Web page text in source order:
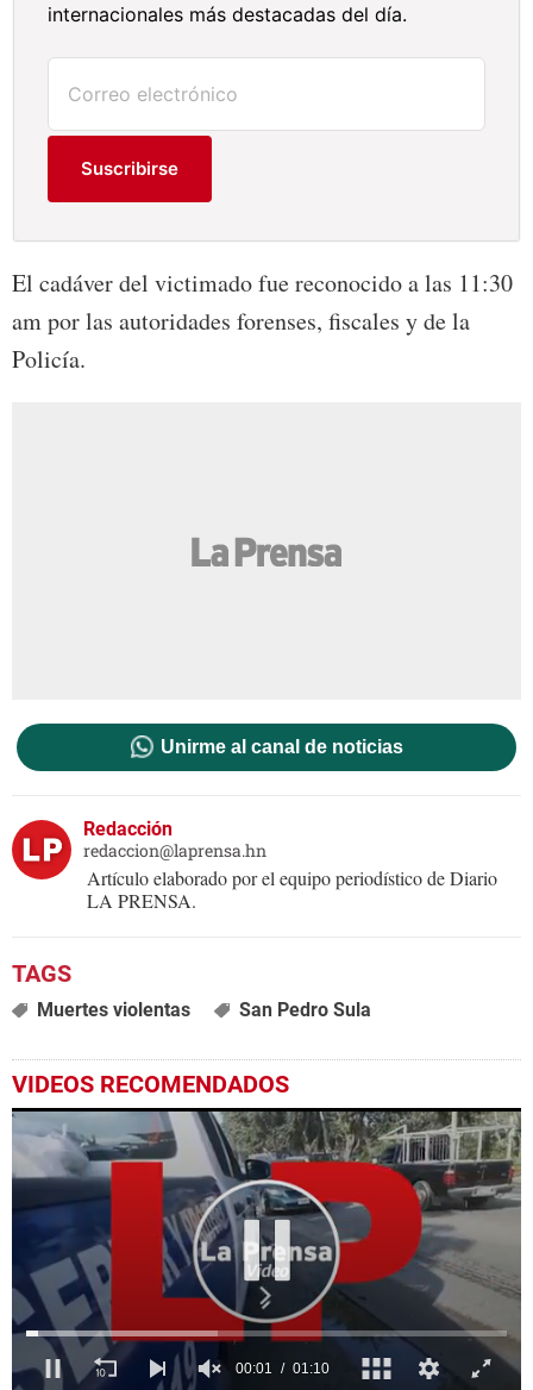
internacionales más destacadas del día.
Suscribirse
El cadáver del victimado fue reconocido a las 11:30
am por las autoridades forenses, fiscales y de la
Policía.
Unirme al canal de noticias
Redacción
redaccion@laprensa.hn
Artículo elaborado por el equipo periodístico de Diario
LA PRENSA.
Muertes violentas San Pedro Sula
VIDEOS RECOMENDADOS